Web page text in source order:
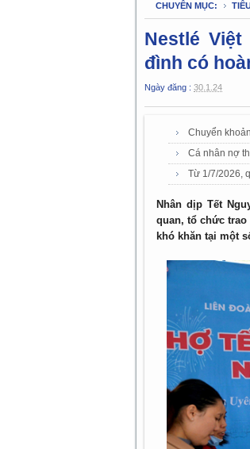
CHUYÊN MỤC:
Nestlé
đình có
Ngày đăng : 30.1.24
Chuyển
Cá nhân nợ
Từ 1/7/2026,
Nhân dịp Tết
quan, tổ chức
khó khăn tại một